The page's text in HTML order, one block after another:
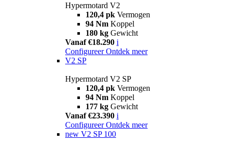
Hypermotard V2
120,4 pk Vermogen
94 Nm Koppel
180 kg Gewicht
Vanaf €18.290 i
Configureer Ontdek meer
V2 SP
Hypermotard V2 SP
120,4 pk Vermogen
94 Nm Koppel
177 kg Gewicht
Vanaf €23.390 i
Configureer Ontdek meer
new V2 SP 100